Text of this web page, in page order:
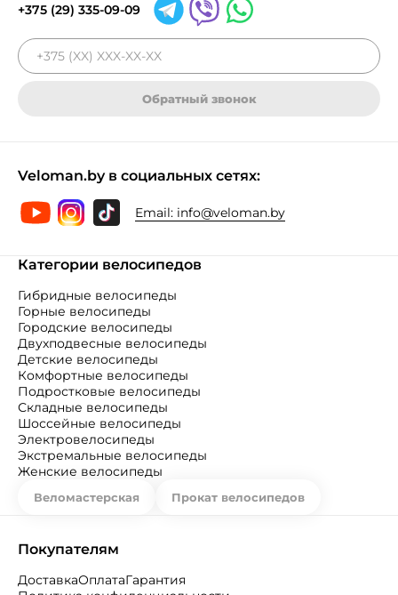
+375 (29) 335-09-09
Обратный звонок
Veloman.by в социальных сетях:
Email: info@veloman.by
Категории велосипедов
Гибридные велосипеды
Горные велосипеды
Городские велосипеды
Двухподвесные велосипеды
Детские велосипеды
Комфортные велосипеды
Подростковые велосипеды
Складные велосипеды
Шоссейные велосипеды
Электровелосипеды
Экстремальные велосипеды
Женские велосипеды
Веломастерская Прокат велосипедов
Покупателям
ДоставкаОплатаГарантия